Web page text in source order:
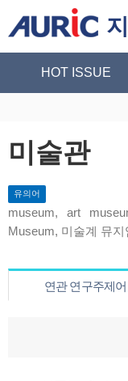
HOT ISSUE
미술관
유의어
museum, art
Museum, 미술계 뮤
연관 연구주제어